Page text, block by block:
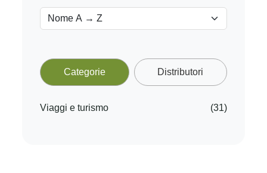
Categorie Distributori
Viaggi e turismo (31)